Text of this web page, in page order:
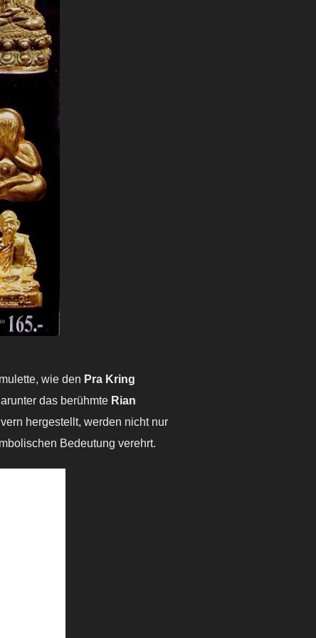
wie den Pra Kring
das berühmte Rian
hergestellt, werden nicht nur
Bedeutung verehrt.